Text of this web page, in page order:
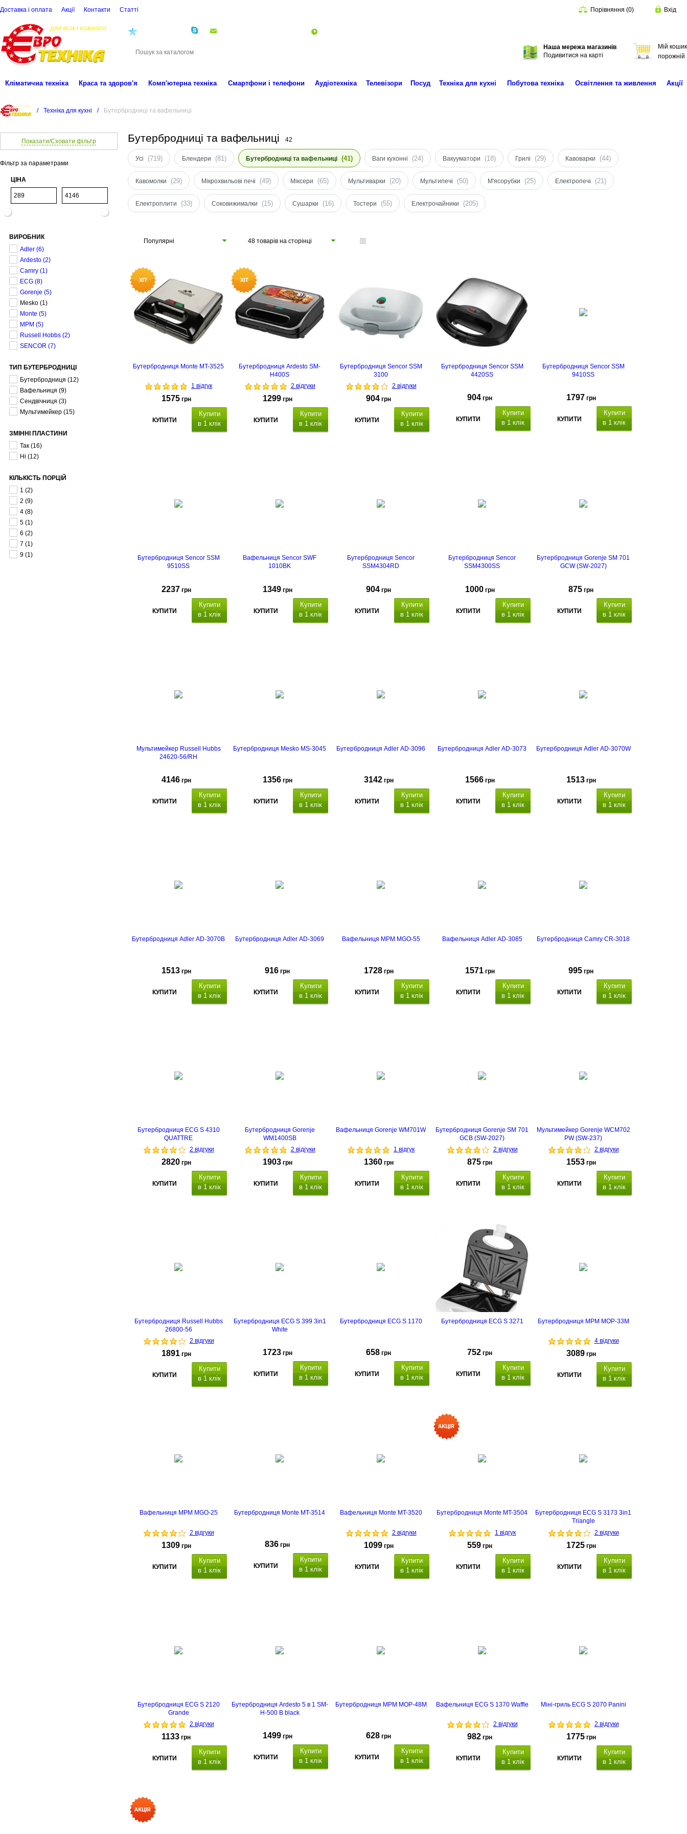
Доставка і оплата Акції Контакти Статті Порівняння (0) Вхід
Наша мережа магазинів
Подивитися на карті
Мій кошик
порожній
Кліматична техніка Краса та здоров'я Комп'ютерна техніка Смартфони і телефони Аудіотехніка Телевізори Посуд Техніка для кухні Побутова техніка Освітлення та живлення Акції
/ Техніка для кухні / Бутербродниці та вафельниці
Показати/Сховати фільтр
Фільтр за параметрами
ЦІНА
ВИРОБНИК
Adler (6)
Ardesto (2)
Camry (1)
ECG (8)
Gorenje (5)
Mesko (1)
Monte (5)
MPM (5)
Russell Hobbs (2)
SENCOR (7)
ТИП БУТЕРБРОДНИЦІ
Бутербродниця (12)
Вафельниця (9)
Сендвічниця (3)
Мультимейкер (15)
ЗМІННІ ПЛАСТИНИ
Так (16)
Ні (12)
КІЛЬКІСТЬ ПОРЦІЙ
1 (2)
2 (9)
4 (8)
5 (1)
6 (2)
7 (1)
9 (1)
Бутербродниці та вафельниці 42
Усі (719) Блендери (81) Бутербродниці та вафельниці (41) Ваги кухонні (24) Вакууматори (18) Грилі (29) Кавоварки (44)
Кавомолки (29) Мікрохвильові печі (49) Міксери (65) Мультиварки (20) Мультипечі (50) М'ясорубки (25) Електропечі (21)
Електроплити (33) Соковижималки (15) Сушарки (16) Тостери (55) Електрочайники (205)
Популярні 48 товарів на сторінці
Бутербродниця Monte MT-3525
1 відгук
1575 грн
КУПИТИ
Купити
в 1 клік
Бутербродниця Ardesto SM-
H400S
2 відгуки
1299 грн
КУПИТИ
Купити
в 1 клік
53.4x27.7x27.4 cм
Бутербродниця Sencor SSM
3100
2 відгуки
904 грн
КУПИТИ
Купити
в 1 клік
Бутербродниця Sencor SSM
4420SS
904 грн
КУПИТИ
Купити
в 1 клік
Бутербродниця Sencor SSM
9410SS
1797 грн
КУПИТИ
Купити
в 1 клік
Бутербродниця Sencor SSM
9510SS
2237 грн
КУПИТИ
Купити
в 1 клік
Вафельниця Sencor SWF
1010BK
1349 грн
КУПИТИ
Купити
в 1 клік
Бутербродниця Sencor
SSM4304RD
904 грн
КУПИТИ
Купити
в 1 клік
Бутербродниця Sencor
SSM4300SS
1000 грн
КУПИТИ
Купити
в 1 клік
Бутербродниця Gorenje SM 701
GCW (SW-2027)
875 грн
КУПИТИ
Купити
в 1 клік
Мультимейкер Russell Hubbs
24620-56/RH
4146 грн
КУПИТИ
Купити
в 1 клік
Бутербродниця Mesko MS-3045
1356 грн
КУПИТИ
Купити
в 1 клік
Бутербродниця Adler AD-3096
3142 грн
КУПИТИ
Купити
в 1 клік
Бутербродниця Adler AD-3073
1566 грн
КУПИТИ
Купити
в 1 клік
Бутербродниця Adler AD-3070W
1513 грн
КУПИТИ
Купити
в 1 клік
Бутербродниця Adler AD-3070B
1513 грн
КУПИТИ
Купити
в 1 клік
Бутербродниця Adler AD-3069
916 грн
КУПИТИ
Купити
в 1 клік
Вафельниця MPM MGO-55
1728 грн
КУПИТИ
Купити
в 1 клік
Вафельниця Adler AD-3085
1571 грн
КУПИТИ
Купити
в 1 клік
Бутербродниця Camry CR-3018
995 грн
КУПИТИ
Купити
в 1 клік
Бутербродниця ECG S 4310
QUATTRE
2 відгуки
2820 грн
КУПИТИ
Купити
в 1 клік
Бутербродниця Gorenje
WM1400SB
2 відгуки
1903 грн
КУПИТИ
Купити
в 1 клік
Вафельниця Gorenje WM701W
1 відгук
1360 грн
КУПИТИ
Купити
в 1 клік
Бутербродниця Gorenje SM 701
GCB (SW-2027)
2 відгуки
875 грн
КУПИТИ
Купити
в 1 клік
Мультимейкер Gorenje WCM702
PW (SW-237)
2 відгуки
1553 грн
КУПИТИ
Купити
в 1 клік
Бутербродниця Russell Hubbs
26800-56
2 відгуки
1891 грн
КУПИТИ
Купити
в 1 клік
Бутербродниця ECG S 399 3in1
White
1723 грн
КУПИТИ
Купити
в 1 клік
Бутербродниця ECG S 1170
658 грн
КУПИТИ
Купити
в 1 клік
Бутербродниця ECG S 3271
752 грн
КУПИТИ
Купити
в 1 клік
Бутербродниця MPM MOP-33M
4 відгуки
3089 грн
КУПИТИ
Купити
в 1 клік
Вафельниця MPM MGO-25
2 відгуки
1309 грн
КУПИТИ
Купити
в 1 клік
Бутербродниця Monte MT-3514
836 грн
КУПИТИ
Купити
в 1 клік
Вафельниця Monte MT-3520
2 відгуки
1099 грн
КУПИТИ
Купити
в 1 клік
Бутербродниця Monte MT-3504
1 відгук
559 грн
КУПИТИ
Купити
в 1 клік
Бутербродниця ECG S 3173 3in1
Triangle
2 відгуки
1725 грн
КУПИТИ
Купити
в 1 клік
Бутербродниця ECG S 2120
Grande
2 відгуки
1133 грн
КУПИТИ
Купити
в 1 клік
Бутербродниця Ardesto 5 в 1 SM-
H-500 B black
1499 грн
КУПИТИ
Купити
в 1 клік
Бутербродниця MPM MOP-48M
628 грн
КУПИТИ
Купити
в 1 клік
Вафельниця ECG S 1370 Waffle
2 відгуки
982 грн
КУПИТИ
Купити
в 1 клік
Міні-гриль ECG S 2070 Panini
2 відгуки
1775 грн
КУПИТИ
Купити
в 1 клік